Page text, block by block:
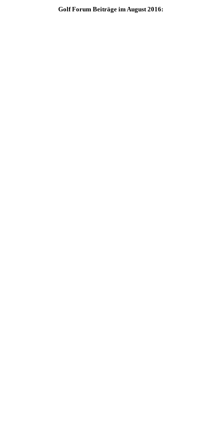
Golf Forum Beiträge im August 2016: